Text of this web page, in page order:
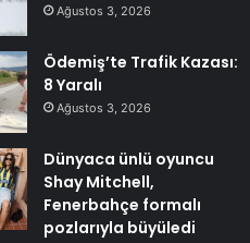
Ağustos 3, 2026
Ödemiş’te Trafik Kazası:
8 Yaralı
Ağustos 3, 2026
Dünyaca ünlü oyuncu
Shay Mitchell,
Fenerbahçe formalı
pozlarıyla büyüledi